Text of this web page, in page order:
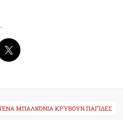
ΜΠΑΛΚΌΝΙΑ ΚΡΎΒΟΥΝ ΠΑΓΊΔΕΣ